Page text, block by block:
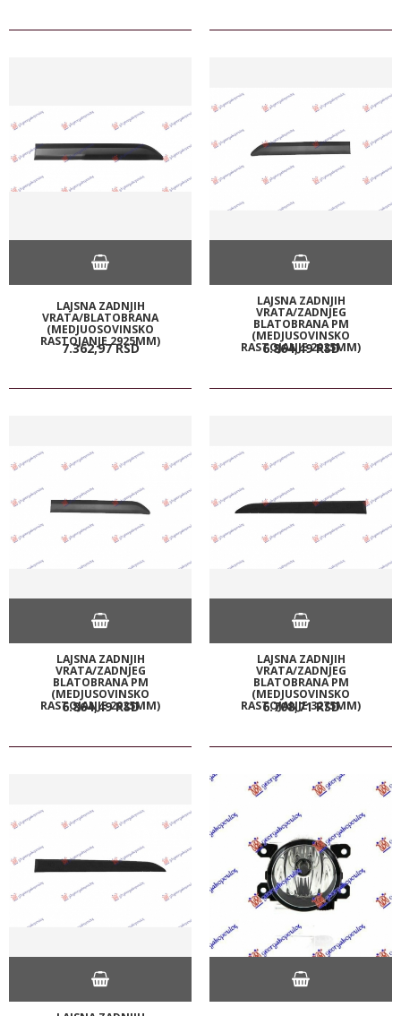
LAJSNA ZADNJIH
VRATA/BLATOBRANA
(MEDJUOSOVINSKO
RASTOJANJE 2925MM)
7.362,97 RSD
LAJSNA ZADNJIH
VRATA/ZADNJEG
BLATOBRANA PM
(MEDJUSOVINSKO
RASTOJANJE 2925MM)
6.864,49 RSD
LAJSNA ZADNJIH
VRATA/ZADNJEG
BLATOBRANA PM
(MEDJUSOVINSKO
RASTOJANJE 2925MM)
6.864,49 RSD
LAJSNA ZADNJIH
VRATA/ZADNJEG
BLATOBRANA PM
(MEDJUSOVINSKO
RASTOJANJE 3275MM)
6.708,71 RSD